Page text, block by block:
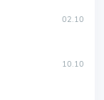
02.10
10.10